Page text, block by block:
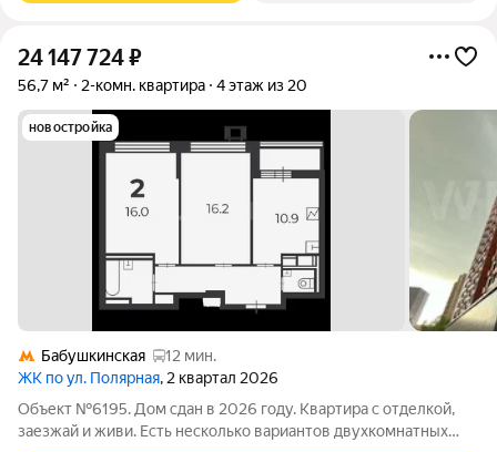
24 147 724₽
56,7 м² 2-комн. квартира 4 этаж из 20
новостройка
Бабушкинская
12 мин.
ЖК по ул. Полярная, 2 квартал 2026
Объект №6195. Дом сдан в 2026 году. Квартира с отделкой,
заезжай и живи. Есть несколько вариантов двухкомнатных